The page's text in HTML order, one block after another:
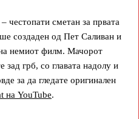
честопати сметан за првата
создаден од Пет Саливан и
немиот филм. Мачорот
зад грб, со главата надолу и
за да гледате оригинален
на YouTube.